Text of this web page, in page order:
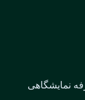
نمایشگاهی